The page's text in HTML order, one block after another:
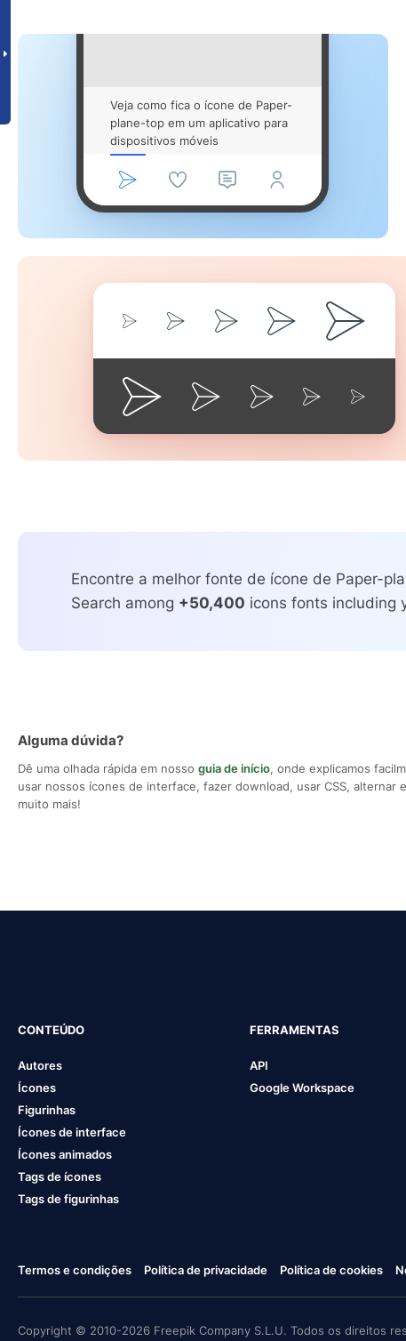
Veja como fica o ícone de Paper-
plane-top em um aplicativo para
dispositivos móveis
Encontre a melhor fonte de ícone de Paper-
Search among +50,400 icons fonts including
Alguma dúvida?
Dê uma olhada rápida em nosso guia de início, onde explicamos
usar nossos ícones de interface, fazer download, usar CSS, alternar
muito mais!
CONTEÚDO
Autores
Ícones
Figurinhas
Ícones de interface
Ícones animados
Tags de ícones
Tags de figurinhas
FERRAMENTAS
API
Google Workspace
Termos e condições Política de privacidade Política de cookies
Copyright © 2010-2026 Freepik Company S.L.U. Todos os direitos